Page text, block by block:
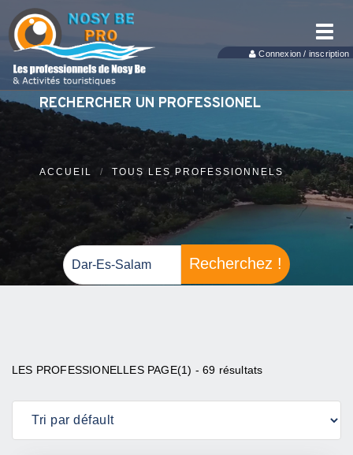
Connexion / inscription
RECHERCHER UN PROFESSIONEL
ACCUEIL TOUS LES PROFESSIONNELS
Recherchez !
LES PROFESSIONELLES PAGE(1) - 69 résultats